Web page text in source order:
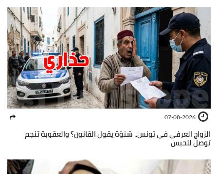
07-08-2026
الزواج العرفي في تونس.. شنوّة يقول القانون؟ والعقوبة تنجم
توصل للحبس